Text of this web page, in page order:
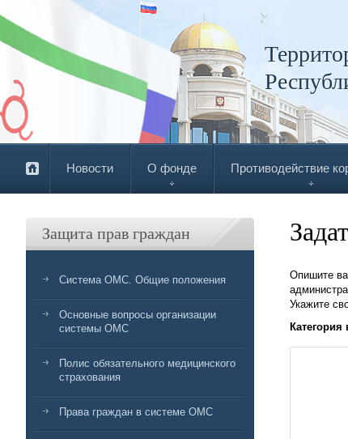
Новости О фонде Противодействие
Защита прав граждан
Система ОМС. Общие положения
Основные вопросы организации
системы ОМС
Полис обязательного медицинского
страхования
Права граждан в системе ОМС
Опишите
Укажите
Категория